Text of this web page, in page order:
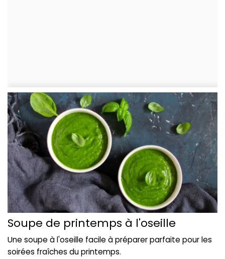
Soupe de printemps à l'oseille
Une soupe à l'oseille facile à préparer parfaite pour les
soirées fraîches du printemps.